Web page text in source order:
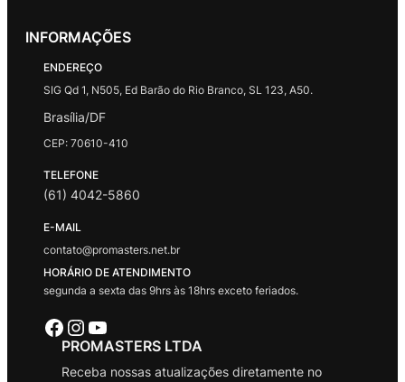
INFORMAÇÕES
ENDEREÇO
SIG Qd 1, N505, Ed Barão do Rio Branco, SL 123, A50.
Brasília/DF
CEP: 70610-410
TELEFONE
(61) 4042-5860
E-MAIL
contato@promasters.net.br
HORÁRIO DE ATENDIMENTO
segunda a sexta das 9hrs às 18hrs exceto feriados.
Facebook Instagram Youtube
PROMASTERS LTDA
Receba nossas atualizações diretamente no